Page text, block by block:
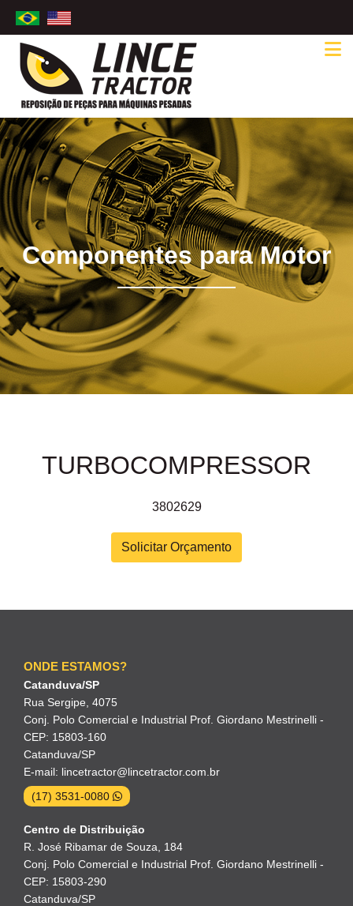
Componentes para Motor
TURBOCOMPRESSOR
3802629
Solicitar Orçamento
ONDE ESTAMOS?
Catanduva/SP
Rua Sergipe, 4075
Conj. Polo Comercial e Industrial Prof. Giordano Mestrinelli -
CEP: 15803-160
Catanduva/SP
E-mail: lincetractor@lincetractor.com.br
(17) 3531-0080
Centro de Distribuição
R. José Ribamar de Souza, 184
Conj. Polo Comercial e Industrial Prof. Giordano Mestrinelli -
CEP: 15803-290
Catanduva/SP